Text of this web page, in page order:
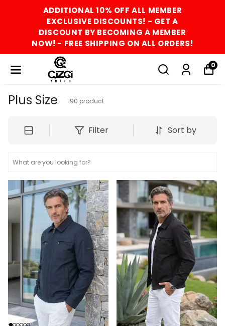
ADDITIONAL 10% OFF ALL MEMBER
EXCLUSIVE DISCOUNTS! - GET A
DISCOUNT BY BECOMING A MEMBER
NOW! - FREE SHIPPING ON ALL ORDERS!
0
Plus Size 190 product
Filter Sort by